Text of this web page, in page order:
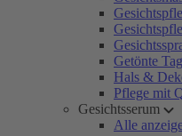
Getönte
Hals &
Pflege mit
Gesichtsserum
Alle